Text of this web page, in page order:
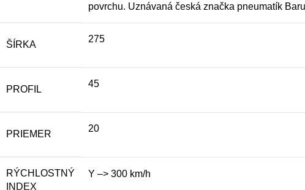
povrchu. Uznávaná česká značka pneumatík
ŠÍRKA
275
PROFIL
45
PRIEMER
20
RÝCHLOSTNÝ
INDEX
Y –> 300 km/h